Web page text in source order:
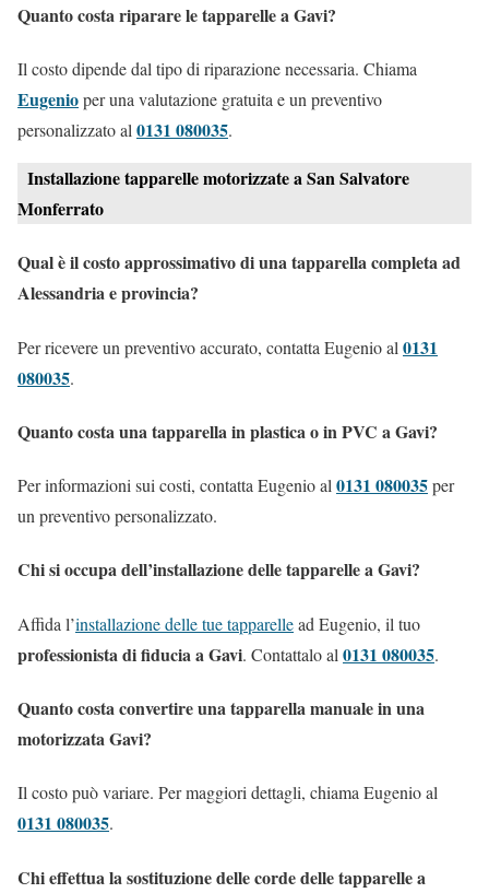
Quanto costa riparare le tapparelle a Gavi?
Il costo dipende dal tipo di riparazione necessaria. Chiama
Eugenioper una valutazione gratuita e un preventivo
personalizzato al 0131 080035.
Installazione tapparelle motorizzate a San Salvatore
Monferrato
Qual è il costo approssimativo di una tapparella completa ad
Alessandria e provincia?
Per ricevere un preventivo accurato, contatta Eugenio al 0131
080035.
Quanto costa una tapparella in plastica o in PVC a Gavi?
Per informazioni sui costi, contatta Eugenio al 0131 080035per
un preventivo personalizzato.
Chi si occupa dell’installazione delle tapparelle a Gavi?
Affida l’installazione delle tue tapparellead Eugenio, il tuo
professionista di fiducia a Gavi. Contattalo al 0131 080035.
Quanto costa convertire una tapparella manuale in una
motorizzata Gavi?
Il costo può variare. Per maggiori dettagli, chiama Eugenio al
0131 080035.
Chi effettua la sostituzione delle corde delle tapparelle a